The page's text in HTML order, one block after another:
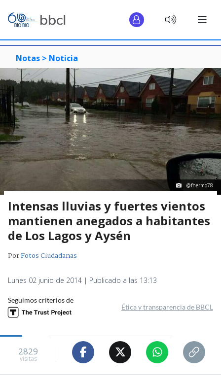
Notas > Noticia
@fhermo78
Intensas lluvias y fuertes vientos
mantienen anegados a habitantes
de Los Lagos y Aysén
PorFotos Ciudadanas
Lunes 02 junio de 2014 | Publicado a las 13:13
Seguimos criterios de
Ética y transparencia de BBCL
2829
visitas